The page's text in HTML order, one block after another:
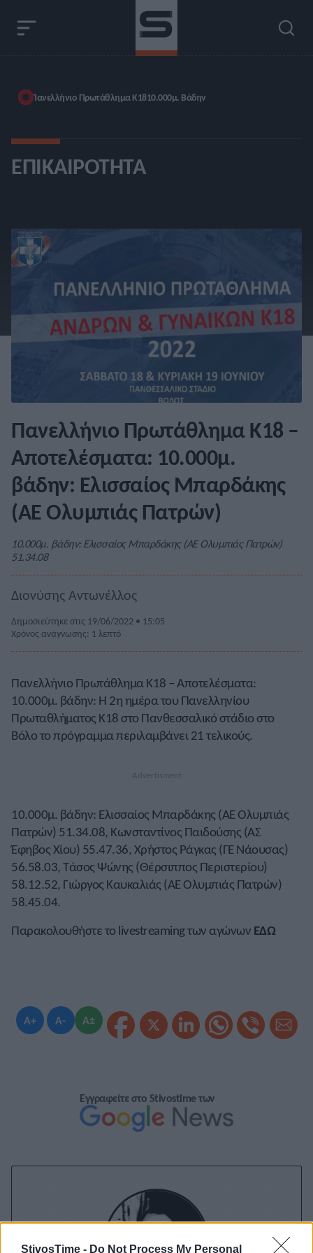
StivosTime - Do Not Process My Personal
Πανελλήνιο Πρωτάθλημα Κ1810.000μ. Βάδην
ΕΠΙΚΑΙΡΌΤΗΤΑ
Πανελλήνιο Πρωτάθλημα Κ18 –
Αποτελέσματα: 10.000μ.
βάδην: Ελισσαίος Μπαρδάκης
(ΑΕ Ολυμπιάς Πατρών)
10.000μ. βάδην: Ελισσαίος Μπαρδάκης (ΑΕ Ολυμπιάς Πατρών)
51.34.08
Διονύσης Αντωνέλλος
Δημοσιεύτηκε στις 19/06/2022 • 15:05
Χρόνος ανάγνωσης: 1 λεπτό
A+ A- A±
Πανελλήνιο Πρωτάθλημα Κ18 – Αποτελέσματα:
10.000μ. βάδην: Η 2η ημέρα του Πανελληνίου
Πρωταθλήματος Κ18 στο Πανθεσσαλικό στάδιο στο
Βόλο το πρόγραμμα περιλαμβάνει 21 τελικούς.
10.000μ. βάδην: Ελισσαίος Μπαρδάκης (ΑΕ Ολυμπιάς
Πατρών) 51.34.08, Κωνσταντίνος Παιδούσης (ΑΣ
Έφηβος Χίου) 55.47.36, Χρήστος Ράγκας (ΓΕ Νάουσας)
56.58.03, Τάσος Ψώνης (Θέρσιππος Περιστερίου)
58.12.52, Γιώργος Καυκαλιάς (ΑΕ Ολυμπιάς Πατρών)
58.45.04.
Παρακολουθήστε το livestreaming των αγώνων EΔΩ
Εγγραφείτε στο Stivostime των